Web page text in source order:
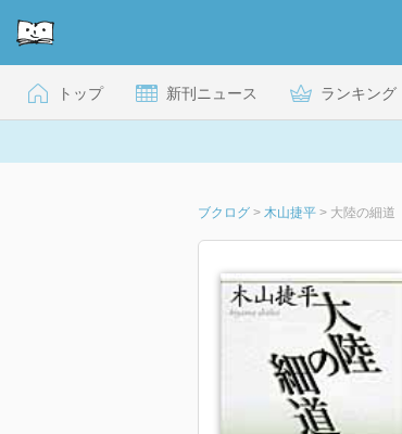
トップ 新刊ニュース ランキング
ブクログ > 木山捷平 > 大陸の細道